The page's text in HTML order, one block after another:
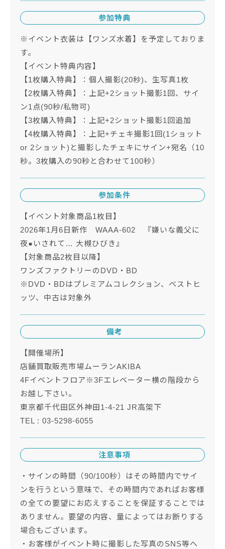
参加特典
※イベント衣装は【ワンズ水着】を予定しておりま
す。
【イベント特典内容】
【1枚購入特典】：個人撮影(20秒)、生写真1枚
【2枚購入特典】：上記+2ショット撮影1回、サイ
ン1点(90秒/私物可)
【3枚購入特典】：上記+2ショット撮影1回追加
【4枚購入特典】：上記+チェキ撮影1回(1ショット
or 2ショット)と撮影したチェキにサイン+宛名（10
秒。3枚購入の90秒と合わせて100秒）
参加条件
【イベント対象商品1枚目】
2026年1月6日新作 WAAA-602 『嫌いな義父に
夜●いされて… 大槻ひびき』
【対象商品2枚目以降】
ワンズファクトリーのDVD・BD
※DVD・BDはプレミアムコレクション、ベストヒ
ッツ、中古は対象外
備考
【開催場所】
店舗買取販売市場ムーランAKIBA
4Fイベントフロア※3Fエレベーター横の階段から
お越し下さい。
東京都千代田区外神田1-4-21 JR高架下
TEL : 03-5298-6055
注意事項
・サインの時間（90/100秒）はその時間内でサイ
ンを行うという意味で、その時間内であればお客様
の全ての要望にお応えすることを保証することでは
ありません。要望の内容、量によってはお断りする
場合もございます。
・お客様がイベント時に撮影した写真のSNS等へ